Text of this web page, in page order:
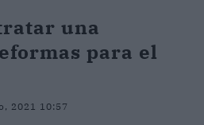
una
para el
2021 10:57